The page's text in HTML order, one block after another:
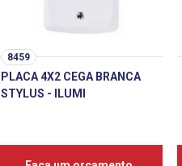
8459
PLACA 4X2 CEGA BRANCA
STYLUS - ILUMI